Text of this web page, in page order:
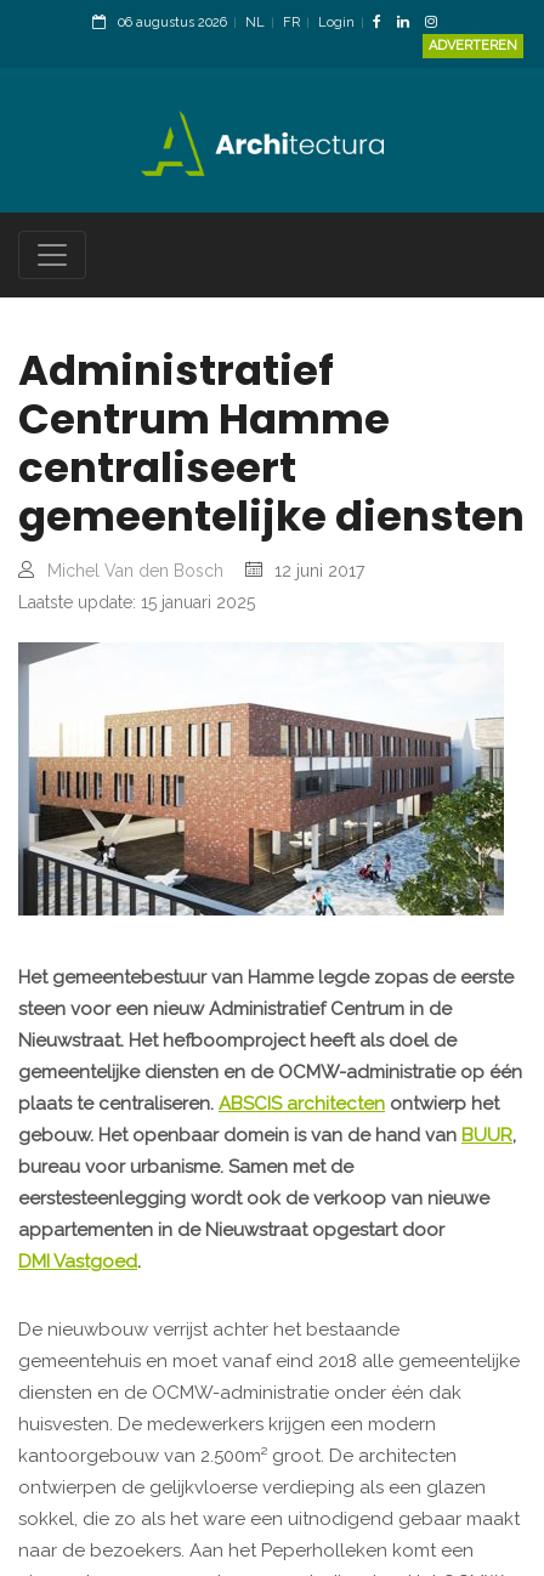
06 augustus 2026 NL FR
Login
ADVERTEREN
Administratief
Centrum Hamme
centraliseert
gemeentelijke diensten
Michel Van den Bosch
12 juni 2017
Laatste update: 15 januari 2025
Het gemeentebestuur van Hamme legde zopas de eerste
steen voor een nieuw Administratief Centrum in de
Nieuwstraat. Het hefboomproject heeft als doel de
gemeentelijke diensten en de OCMW-administratie op één
plaats te centraliseren. ABSCIS architecten ontwierp het
gebouw. Het openbaar domein is van de hand van BUUR,
bureau voor urbanisme. Samen met de
eerstesteenlegging wordt ook de verkoop van nieuwe
appartementen in de Nieuwstraat opgestart door
DMI Vastgoed.
De nieuwbouw verrijst achter het bestaande
gemeentehuis en moet vanaf eind 2018 alle gemeentelijke
diensten en de OCMW-administratie onder één dak
huisvesten. De medewerkers krijgen een modern
kantoorgebouw van 2.500m² groot. De architecten
ontwierpen de gelijkvloerse verdieping als een glazen
sokkel, die zo als het ware een uitnodigend gebaar maakt
naar de bezoekers. Aan het Peperholleken komt een